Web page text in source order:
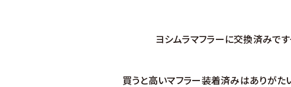
ヨシムラマフラーに交換済みです
買うと高いマフラー装着済みはありがた